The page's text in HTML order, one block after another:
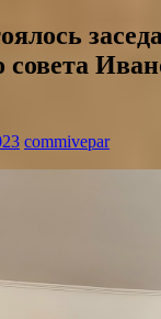
совета
commivepar